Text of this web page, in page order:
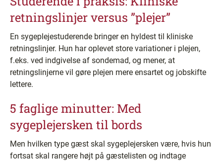
retningslinjer versus ”plejer”
En sygeplejestuderende bringer en hyldest til kliniske
retningslinjer. Hun har oplevet store variationer i plejen,
f.eks. ved indgivelse af sondemad, og mener, at
retningslinjerne vil gøre plejen mere ensartet og jobskifte
lettere.
5 faglige minutter: Med
sygeplejersken til bords
Men hvilken type gæst skal sygeplejersken være, hvis hun
fortsat skal rangere højt på gæstelisten og indtage